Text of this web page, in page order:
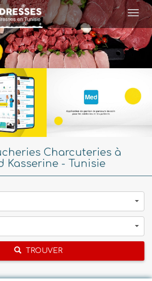
Charcuteries à
Kasserine - Tunisie
TROUVER